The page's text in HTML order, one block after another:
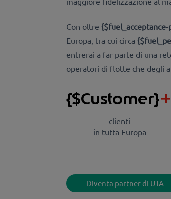
Con oltre
Europa, tra cui circa
entrerai a far parte di una
operatori di flotte che degli
{$Customer}+
clienti
in tutta Europa
Diventa partner di UTA